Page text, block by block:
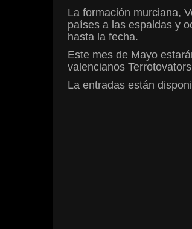
La formación murciana,
países a las espaldas y
hasta la fecha.
Este mes de Mayo
valencianos
La entradas están